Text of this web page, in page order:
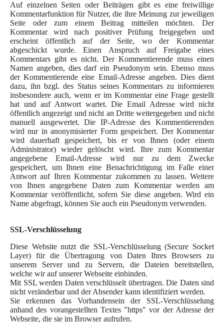
Auf einzelnen Seiten oder Beiträgen gibt es eine freiwillige
Kommentarfunktion für Nutzer, die ihre Meinung zur jeweiligen
Seite oder zum einem Beitrag mitteilen möchten. Der
Kommentar wird nach positiver Prüfung freigegeben und
erscheint öffentlich auf der Seite, wo der Kommentar
abgeschickt wurde. Einen Anspruch auf Freigabe eines
Kommentars gibt es nicht. Der Kommentierende muss einen
Namen angeben, dies darf ein Pseudonym sein. Ebenso muss
der Kommentierende eine Email-Adresse angeben. Dies dient
dazu, ihn bzgl. des Status seines Kommentars zu informieren
insbesondere auch, wenn er im Kommentar eine Frage gestellt
hat und auf Antwort wartet. Die Email Adresse wird nicht
öffentlich angezeigt und nicht an Dritte weitergegeben und nicht
manuell ausgewertet. Die IP-Adresse des Kommentierenden
wird nur in anonymisierter Form gespeichert. Der Kommentar
wird dauerhaft gespeichert, bis er von Ihnen (oder einem
Administrator) wieder gelöscht wird. Ihre zum Kommentar
angegebene Email-Adresse wird nur zu dem Zwecke
gespeichert, um Ihnen eine Benachrichtigung im Falle einer
Antwort auf Ihren Kommentar zukommen zu lassen. Weitere
von Ihnen angegebene Daten zum Kommentar werden am
Kommentar veröffentlicht, sofern Sie diese angeben. Wird ein
Name abgefragt, können Sie auch ein Pseudonym verwenden.
SSL-Verschlüsselung
Diese Website nutzt die SSL-Verschlüsselung (Secure Socket
Layer) für die Übertragung von Daten Ihres Browsers zu
unserem Server und zu Servern, die Dateien bereitstellen,
welche wir auf unserer Webseite einbinden.
Mit SSL werden Daten verschlüsselt übertragen. Die Daten sind
nicht veränderbar und der Absender kann identifiziert werden.
Sie erkennen das Vorhandensein der SSL-Verschlüsselung
anhand des vorangestellten Textes "https" vor der Adresse der
Webseite, die sie im Browser aufrufen.